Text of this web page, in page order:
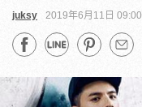
juksy 2019年6月11日 09:00